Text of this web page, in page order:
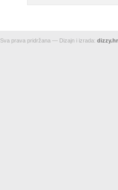
Sva prava pridržana — Dizajn i izrada: dizzy.hr